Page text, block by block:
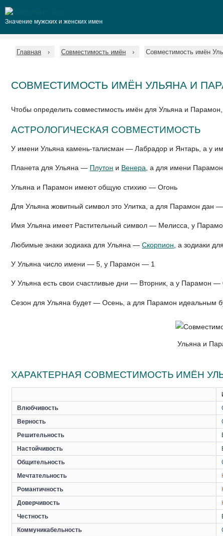
Значение мужских и женских имен
Главная Совместимость имён Совместимость имён
СОВМЕСТИМОСТЬ ИМЁН УЛЬЯНА И
Чтобы определить совместимость имён для Ульяна и
АСТРОЛОГИЧЕСКАЯ СОВМЕСТИМОСТЬ
У имени Ульяна камень-талисман — Лабрадор и Янтарь, а у
Планета для Ульяна — Плутон и Венера , а для имени
Ульяна и Парамон имеют общую стихию — Огонь
Для Ульяна жовитный символ это Улитка, а для Парамон дан
Имя Ульяна имеет Растительный символ — Мелисса, у
Любимые знаки зодиака для Ульяна —Скорпион , а зодиаки
У Ульяна число имени — 5, у Парамон — 1
У Ульяна есть свои счастливые дни — Вторник, а у Парамон —
Сезон для Ульяна будет — Осень, а для Парамон идеальным
Ульяна и
ХАРАКТЕРНАЯ СОВМЕСТИМОСТЬ ИМЁН
Влюбчивость
Верность
Решительность
Настойчивость
Общительность
Мечтательность
Романтичность
Доверчивость
Честность
Коммуникабельность